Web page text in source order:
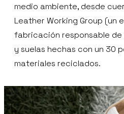
medio ambiente, desde
Leather Working Group (un
fabricación responsable
y suelas hechas con un 30
materiales reciclados.